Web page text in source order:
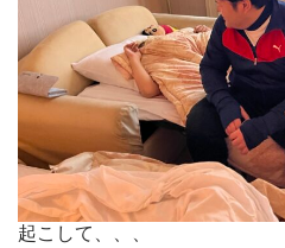
起こして、、、